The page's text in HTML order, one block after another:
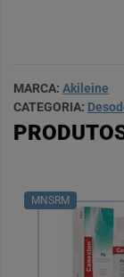
MARCA: Akileine
CATEGORIA:
MNSRM